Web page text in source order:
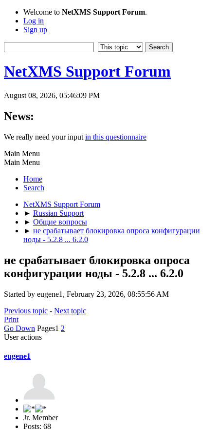
Welcome to NetXMS Support Forum.
Log in
Sign up
NetXMS Support Forum
August 08, 2026, 05:46:09 PM
News:
We really need your input in this questionnaire
Main Menu
Main Menu
Home
Search
NetXMS Support Forum
► Russian Support
► Общие вопросы
► не срабатывает блокировка опроса конфигурации
ноды - 5.2.8 ... 6.2.0
не срабатывает блокировка опроса
конфигурации ноды - 5.2.8 ... 6.2.0
Started by eugene1, February 23, 2026, 08:55:56 AM
Previous topic - Next topic
Print
Go Down Pages1 2
User actions
eugene1
Jr. Member
Posts: 68